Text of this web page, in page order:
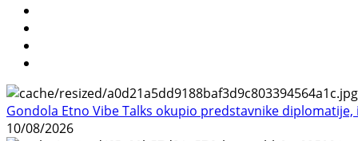
Gondola Etno Vibe Talks okupio predstavnike
10/08/2026